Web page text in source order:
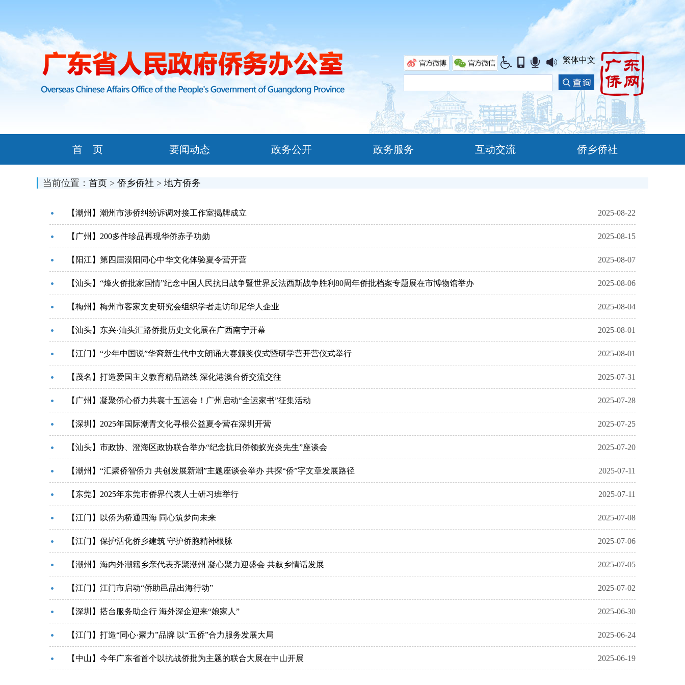
繁体中文
首 页 要闻动态 政务公开 政务服务 互动交流 侨乡侨社
当前位置： 首页 > 侨乡侨社 > 地方侨务
【潮州】潮州市涉侨纠纷诉调对接工作室揭牌成立 2025-08-22
【广州】200多件珍品再现华侨赤子功勋 2025-08-15
【阳江】第四届漠阳同心中华文化体验夏令营开营 2025-08-07
【汕头】“烽火侨批家国情”纪念中国人民抗日战争暨世界反法西斯战争胜利80周年侨批档案专题展在市博物馆举办 2025-08-06
【梅州】梅州市客家文史研究会组织学者走访印尼华人企业 2025-08-04
【汕头】东兴·汕头汇路侨批历史文化展在广西南宁开幕 2025-08-01
【江门】“少年中国说”华裔新生代中文朗诵大赛颁奖仪式暨研学营开营仪式举行 2025-08-01
【茂名】打造爱国主义教育精品路线 深化港澳台侨交流交往 2025-07-31
【广州】凝聚侨心侨力共襄十五运会！广州启动“全运家书”征集活动 2025-07-28
【深圳】2025年国际潮青文化寻根公益夏令营在深圳开营 2025-07-25
【汕头】市政协、澄海区政协联合举办“纪念抗日侨领蚁光炎先生”座谈会 2025-07-20
【潮州】“汇聚侨智侨力 共创发展新潮”主题座谈会举办 共探“侨”字文章发展路径 2025-07-11
【东莞】2025年东莞市侨界代表人士研习班举行 2025-07-11
【江门】以侨为桥通四海 同心筑梦向未来 2025-07-08
【江门】保护活化侨乡建筑 守护侨胞精神根脉 2025-07-06
【潮州】海内外潮籍乡亲代表齐聚潮州 凝心聚力迎盛会 共叙乡情话发展 2025-07-05
【江门】江门市启动“侨助邑品出海行动” 2025-07-02
【深圳】搭台服务助企行 海外深企迎来“娘家人” 2025-06-30
【江门】打造“同心·聚力”品牌 以“五侨”合力服务发展大局 2025-06-24
【中山】今年广东省首个以抗战侨批为主题的联合大展在中山开展 2025-06-19